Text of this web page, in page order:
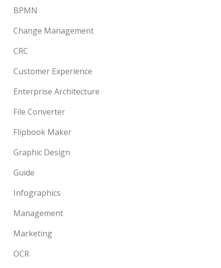
BPMN
Change Management
CRC
Customer Experience
Enterprise Architecture
File Converter
Flipbook Maker
Graphic Design
Guide
Infographics
Management
Marketing
OCR